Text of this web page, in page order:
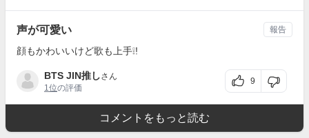
声が可愛い
顔もかわいいけど歌も上手❕!
BTS JIN推しさん
1位の評価
9
報告
コメントをもっと読む